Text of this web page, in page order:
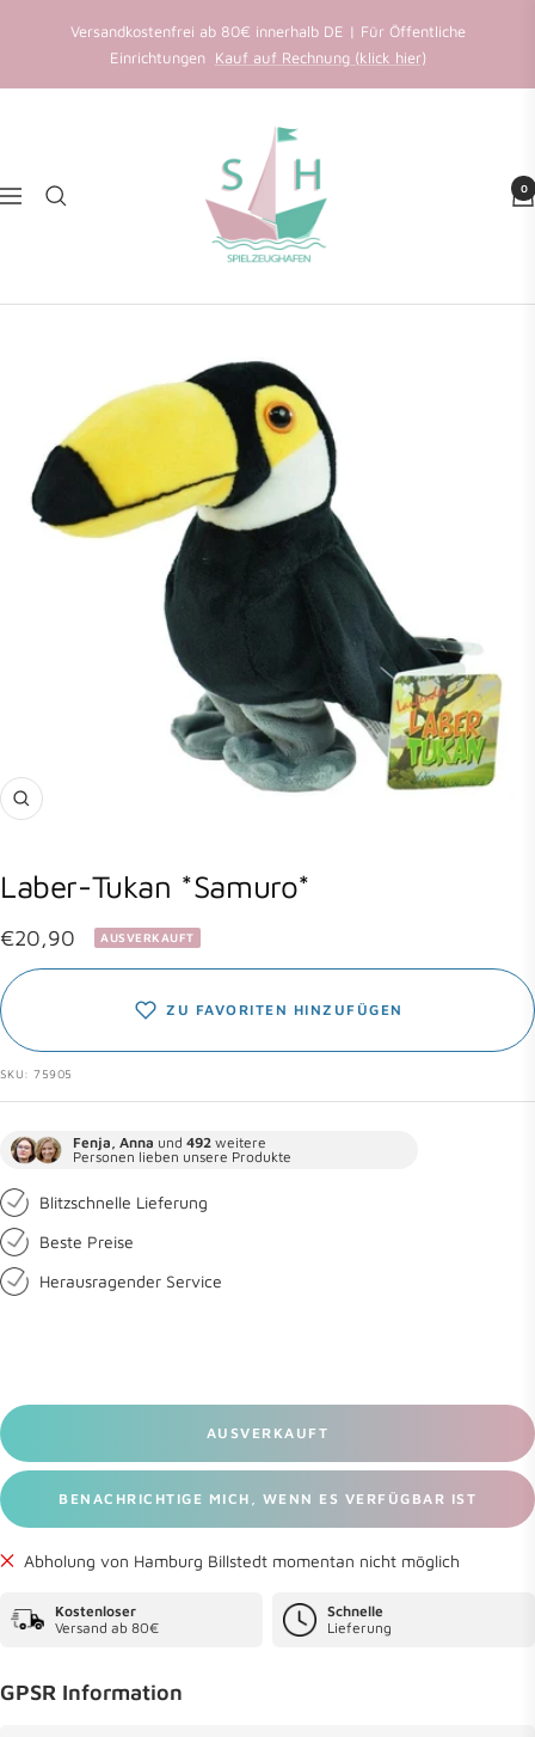
Favoriten speichern
Wir senden einen Anmeldecode an Ihre E-Mail.
Weiter
Konto erstellen
Versandkostenfrei ab 80€ innerhalb DE | Für Öffentliche
Einrichtungen Kauf auf Rechnung (klick hier)
Navigation
0
Zoom
Laber-Tukan *Samuro*
Angebotspreis
€20,90 AUSVERKAUFT
ZU FAVORITEN HINZUFÜGEN
SKU:75905
Fenja, Anna und 492 weitere
Personen lieben unsere Produkte
Blitzschnelle Lieferung
Beste Preise
Herausragender Service
AUSVERKAUFT
BENACHRICHTIGE MICH, WENN ES VERFÜGBAR IST
Abholung von Hamburg Billstedt momentan nicht möglich
Kostenloser
Versand ab 80€
Schnelle
Lieferung
GPSR Information